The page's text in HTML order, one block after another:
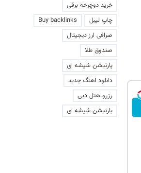
خرید دوچرخه برقی
چاپ لیبل
Buy backlinks
صرافی ارز دیجیتال
صندوق طلا
پارتیشن شیشه ای
دانلود اهنگ جدید
رزرو هتل دبی
پارتیشن شیشه ای